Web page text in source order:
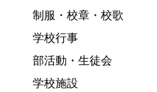
制服・校章・校歌
学校行事
部活動・生徒会
学校施設